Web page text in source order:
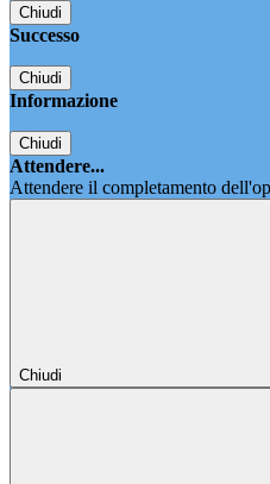
Chiudi
Successo
Chiudi
Informazione
Chiudi
Attendere...
Attendere il completamento
Chiudi